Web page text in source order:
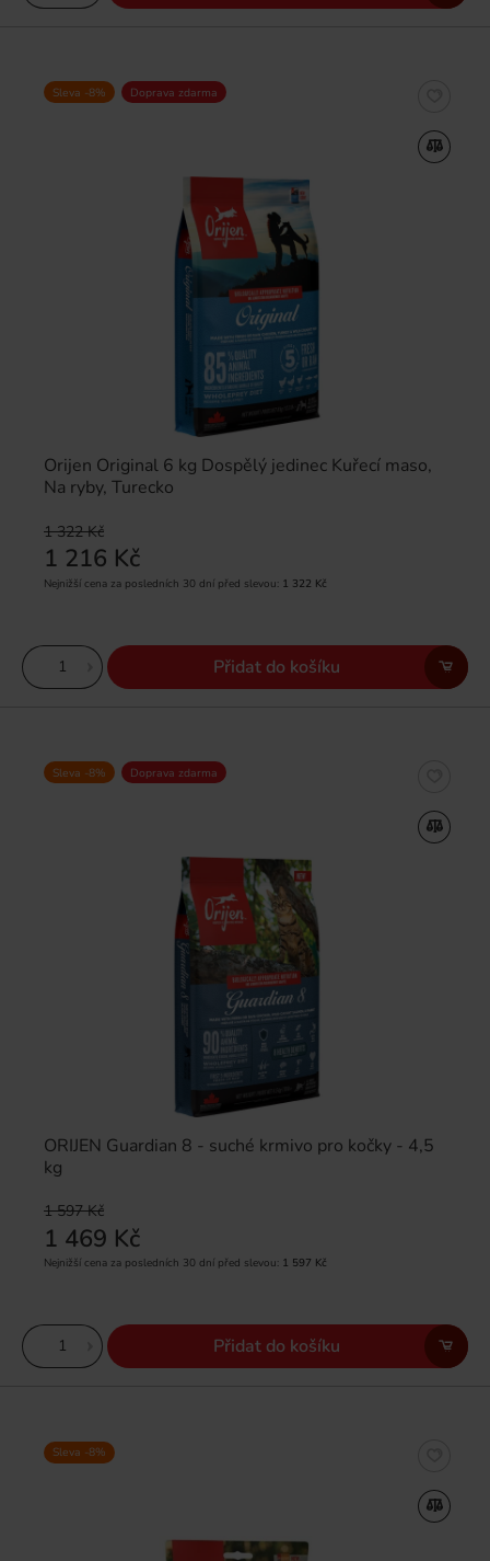
Orijen Original 6 kg Dospělý jedinec Kuřecí maso,
Na ryby, Turecko
1 322 Kč
1 216 Kč
Nejnižší cena za posledních 30 dní před slevou: 1 322 Kč
Sleva -8% Doprava zdarma
Přidat do košíku
ORIJEN Guardian 8 - suché krmivo pro kočky - 4,5
kg
1 597 Kč
1 469 Kč
Nejnižší cena za posledních 30 dní před slevou: 1 597 Kč
Sleva -8% Doprava zdarma
Přidat do košíku
Sleva -8%